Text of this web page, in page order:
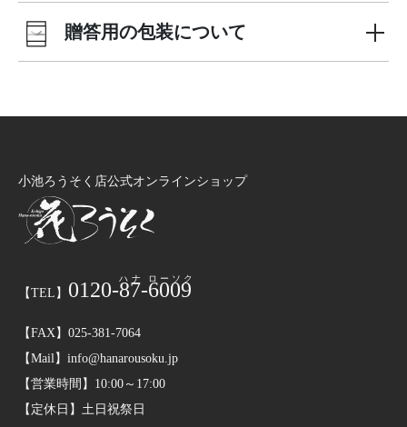
贈答用の包装について
小池ろうそく店公式オンラインショップ
【TEL】 0120-87-6009
【FAX】025-381-7064
【Mail】info@hanarousoku.jp
【営業時間】10:00～17:00
【定休日】土日祝祭日